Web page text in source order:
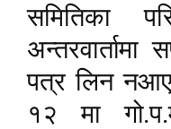
समितिका
पत्र लिन
१२ मा